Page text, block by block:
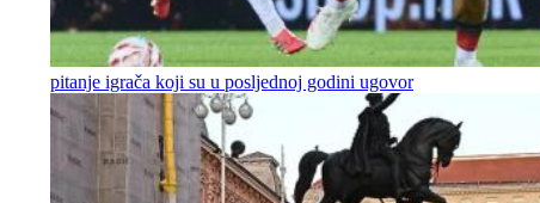
pitanje igrača koji su u posljednoj godini ugovor